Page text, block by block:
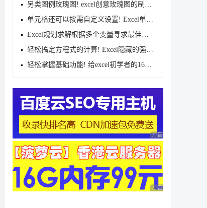
另类图例玫瑰图! excel创意玫瑰图的制作方法
单元格还可以按需自定义设置! Excel单元格格式自定义
Excel规划求解根据多个变量寻求最佳方案
轻松搞定方程式的计算! Excel隐藏的强大工具使用攻略
轻松掌握基础功能! 给excel初学者的16个VBA基本代码
广告 商业广告，理性
广告 商业广告，理性